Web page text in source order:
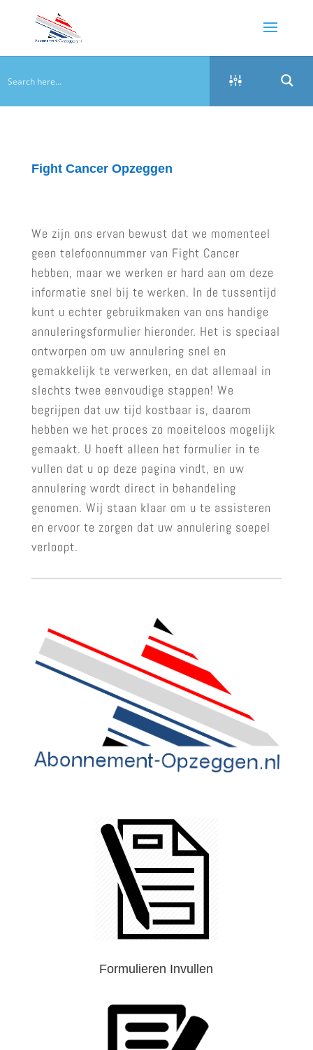
Fight Cancer Opzeggen
We zijn ons ervan bewust dat we momenteel
geen telefoonnummer van Fight Cancer
hebben, maar we werken er hard aan om deze
informatie snel bij te werken. In de tussentijd
kunt u echter gebruikmaken van ons handige
annuleringsformulier hieronder. Het is speciaal
ontworpen om uw annulering snel en
gemakkelijk te verwerken, en dat allemaal in
slechts twee eenvoudige stappen! We
begrijpen dat uw tijd kostbaar is, daarom
hebben we het proces zo moeiteloos mogelijk
gemaakt. U hoeft alleen het formulier in te
vullen dat u op deze pagina vindt, en uw
annulering wordt direct in behandeling
genomen. Wij staan klaar om u te assisteren
en ervoor te zorgen dat uw annulering soepel
verloopt.
Formulieren Invullen